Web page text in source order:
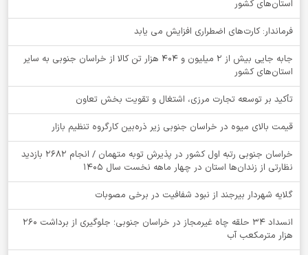
استان‌های کشور
فرماندار: کارت‌های اضطراری افزایش می یابد
جابه جایی بیش از 2 میلیون و 404 هزار تن کالا از خراسان جنوبی به سایر
استان‌های کشور
تأکید بر توسعه تجارت مرزی، اشتغال و تقویت بخش تعاون
قیمت بالای میوه در خراسان جنوبی زیر ذره‌بین کارگروه تنظیم بازار
خراسان جنوبی رتبه اول کشور در پذیرش توبه متهمان / انجام ۲۶۸۲ بازدید
نظارتی از زندان‌ها استان در چهار ماهه نخست سال 1405
گلایه شهردار بیرجند از نبود شفافیت در برخی مصوبات
انسداد ۳۴ حلقه چاه غیرمجاز در خراسان جنوبی؛ جلوگیری از برداشت ۲۶۰
هزار مترمکعب آب